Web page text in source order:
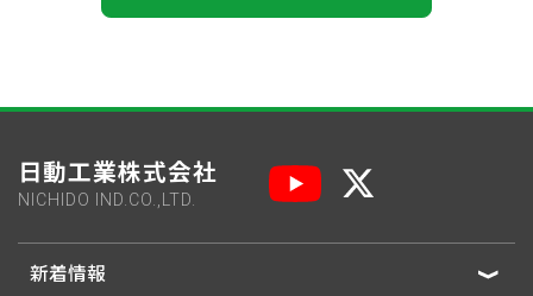
日動工業株式会社
NICHIDO IND.CO.,LTD.
新着情報